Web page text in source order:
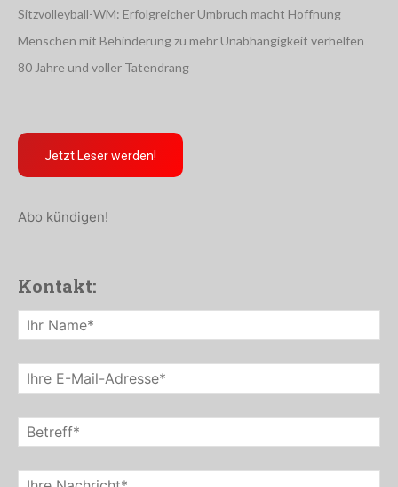
Sitzvolleyball-WM: Erfolgreicher Umbruch macht Hoffnung
Menschen mit Behinderung zu mehr Unabhängigkeit verhelfen
80 Jahre und voller Tatendrang
Jetzt Leser werden!
Abo kündigen!
Kontakt: